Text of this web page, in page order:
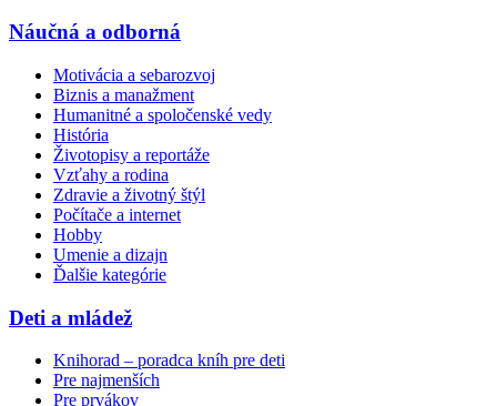
Náučná a odborná
Motivácia a sebarozvoj
Biznis a manažment
Humanitné a spoločenské vedy
História
Životopisy a reportáže
Vzťahy a rodina
Zdravie a životný štýl
Počítače a internet
Hobby
Umenie a dizajn
Ďalšie kategórie
Deti a mládež
Knihorad – poradca kníh pre deti
Pre najmenších
Pre prvákov